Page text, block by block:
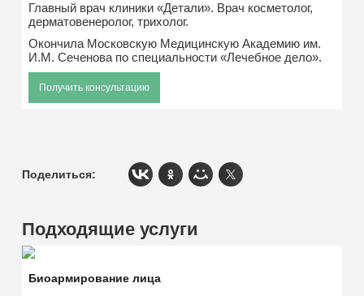
Главный врач клиники «Детали». Врач косметолог,
дерматовенеролог, трихолог.
Окончила Московскую Медицинскую Академию им.
И.М. Сеченова по специальности «Лечебное дело».
Получить консультацию
Поделиться:
Подходящие услуги
Биоармирование лица